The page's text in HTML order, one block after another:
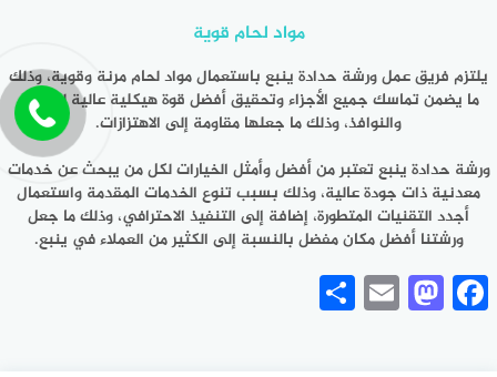
مواد لحام قوية
يلتزم فريق عملورشة حدادة ينبع باستعمال مواد لحام مرنة وقوية، وذلك
ما يضمن تماسك جميع الأجزاء وتحقيق أفضل قوة هيكلية عالية للأبواب
والنوافذ، وذلك ما جعلها مقاومة إلى الاهتزازات.
ورشة حدادة ينبعتعتبر من أفضل وأمثل الخيارات لكل من يبحث عن خدمات
معدنية ذات جودة عالية، وذلك بسبب تنوع الخدمات المقدمة واستعمال
أجدد التقنيات المتطورة، إضافة إلى التنفيذ الاحترافي، وذلك ما جعل
ورشتنا أفضل مكان مفضل بالنسبة إلى الكثير من العملاء في ينبع.
Facebook
Mastodon
Email